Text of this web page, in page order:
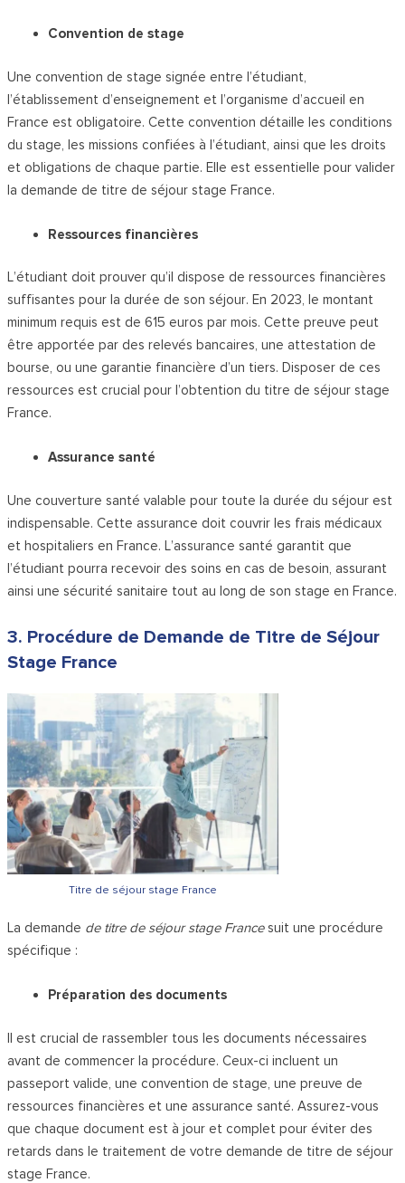
Convention de stage
Une convention de stage signée entre l’étudiant,
l’établissement d’enseignement et l’organisme d’accueil en
France est obligatoire. Cette convention détaille les conditions
du stage, les missions confiées à l’étudiant, ainsi que les droits
et obligations de chaque partie. Elle est essentielle pour valider
la demande de titre de séjour stage France.
Ressources financières
L’étudiant doit prouver qu’il dispose de ressources financières
suffisantes pour la durée de son séjour. En 2023, le montant
minimum requis est de 615 euros par mois. Cette preuve peut
être apportée par des relevés bancaires, une attestation de
bourse, ou une garantie financière d’un tiers. Disposer de ces
ressources est crucial pour l’obtention du titre de séjour stage
France.
Assurance santé
Une couverture santé valable pour toute la durée du séjour est
indispensable. Cette assurance doit couvrir les frais médicaux
et hospitaliers en France. L’assurance santé garantit que
l’étudiant pourra recevoir des soins en cas de besoin, assurant
ainsi une sécurité sanitaire tout au long de son stage en France.
3. Procédure de Demande de Titre de Séjour
Stage France
Titre de séjour stage France
La demande de titre de séjour stage Francesuit une procédure
spécifique :
Préparation des documents
Il est crucial de rassembler tous les documents nécessaires
avant de commencer la procédure. Ceux-ci incluent un
passeport valide, une convention de stage, une preuve de
ressources financières et une assurance santé. Assurez-vous
que chaque document est à jour et complet pour éviter des
retards dans le traitement de votre demande de titre de séjour
stage France.